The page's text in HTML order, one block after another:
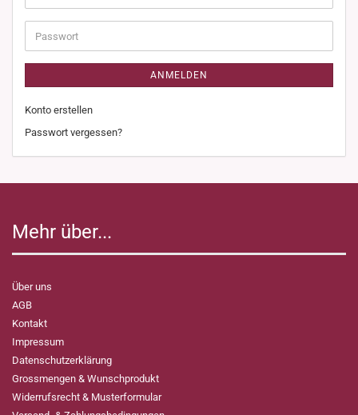
Mail-
Adresse
Passwort
ANMELDEN
Konto erstellen
Passwort vergessen?
Mehr über...
Über uns
AGB
Kontakt
Impressum
Datenschutzerklärung
Grossmengen & Wunschprodukt
Widerrufsrecht & Musterformular